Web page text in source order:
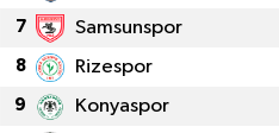
7 Samsunspor
8 Rizespor
9 Konyaspor